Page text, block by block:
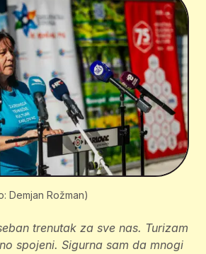
Demjan Rožman)
trenutak za sve nas. Turizam
spojeni. Sigurna sam da mnogi